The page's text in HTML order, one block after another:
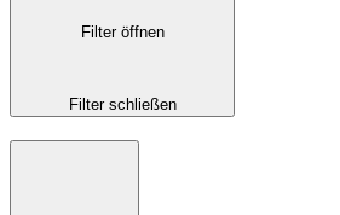
Filter öffnen
Filter schließen